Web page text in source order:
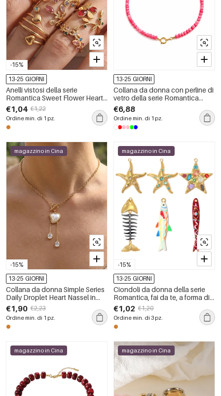
-15%
13-25 GIORNI
Anelli vistosi della serie
Romantica Sweet Flower Heart
in acciaio inossidabile color oro
impermeabile con strass
€1,04 €1,22
Ordine min. di 1 pz.
13-25 GIORNI
Collana da donna con perline di
vetro della serie Romantica
Sweet Beads.
€6,88
Ordine min. di 1 pz.
-15%
magazzino in Cina
13-25 GIORNI
Collana da donna Simple Series
Daily Droplet Heart Nassel in
acciaio inossidabile
impermeabile color oro con
zirconi
€1,90 €2,23
Ordine min. di 1 pz.
-15%
magazzino in Cina
13-25 GIORNI
Ciondoli da donna della serie
Romantica, fai da te, a forma di
pesce e stella marina, in acciaio
inossidabile impermeabile color
oro.
€1,02 €1,20
Ordine min. di 3 pz.
magazzino in Cina magazzino in Cina